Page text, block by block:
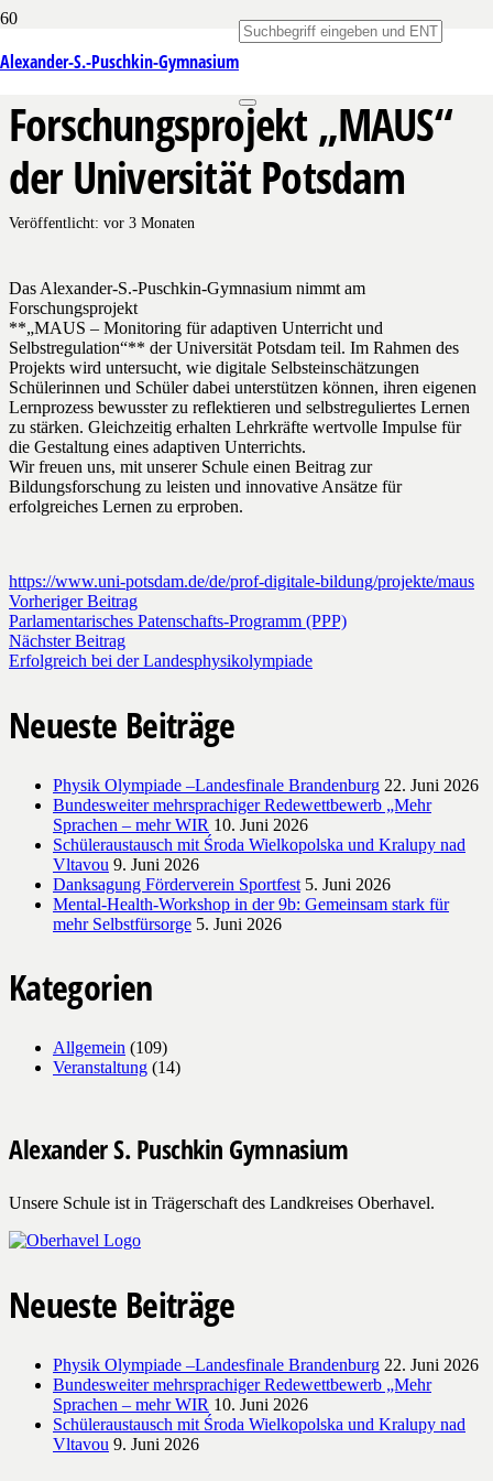
Alexander-S.-Puschkin-Gymnasium
Teilnahme am
Forschungsprojekt „MAUS“
der Universität Potsdam
Veröffentlicht: vor 3 Monaten
Das Alexander-S.-Puschkin-Gymnasium nimmt am
Forschungsprojekt
**„MAUS – Monitoring für adaptiven Unterricht und
Selbstregulation“** der Universität Potsdam teil. Im Rahmen des
Projekts wird untersucht, wie digitale Selbsteinschätzungen
Schülerinnen und Schüler dabei unterstützen können, ihren eigenen
Lernprozess bewusster zu reflektieren und selbstreguliertes Lernen
zu stärken. Gleichzeitig erhalten Lehrkräfte wertvolle Impulse für
die Gestaltung eines adaptiven Unterrichts.
Wir freuen uns, mit unserer Schule einen Beitrag zur
Bildungsforschung zu leisten und innovative Ansätze für
erfolgreiches Lernen zu erproben.
https://www.uni-potsdam.de/de/prof-digitale-bildung/projekte/maus
Vorheriger Beitrag
Parlamentarisches Patenschafts-Programm (PPP)
Nächster Beitrag
Erfolgreich bei der Landesphysikolympiade
Neueste Beiträge
Physik Olympiade –Landesfinale Brandenburg 22. Juni 2026
Bundesweiter mehrsprachiger Redewettbewerb „Mehr
Sprachen – mehr WIR 10. Juni 2026
Schüleraustausch mit Środa Wielkopolska und Kralupy nad
Vltavou 9. Juni 2026
Danksagung Förderverein Sportfest 5. Juni 2026
Mental-Health-Workshop in der 9b: Gemeinsam stark für
mehr Selbstfürsorge 5. Juni 2026
Kategorien
Allgemein (109)
Veranstaltung (14)
Alexander S. Puschkin Gymnasium
Unsere Schule ist in Trägerschaft des Landkreises Oberhavel.
Neueste Beiträge
Physik Olympiade –Landesfinale Brandenburg 22. Juni 2026
Bundesweiter mehrsprachiger Redewettbewerb „Mehr
Sprachen – mehr WIR 10. Juni 2026
Schüleraustausch mit Środa Wielkopolska und Kralupy nad
Vltavou 9. Juni 2026